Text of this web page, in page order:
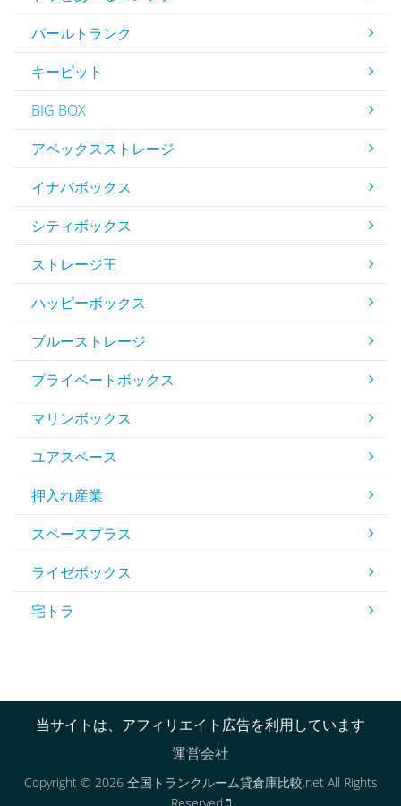
パールトランク
キーピット
BIG BOX
アペックスストレージ
イナバボックス
シティボックス
ストレージ王
ハッピーボックス
ブルーストレージ
プライベートボックス
マリンボックス
ユアスペース
押入れ産業
スペースプラス
ライゼボックス
宅トラ
当サイトは、アフィリエイト広告を利用しています
運営会社
Copyright © 2026 全国トランクルーム貸倉庫比較.net All Rights